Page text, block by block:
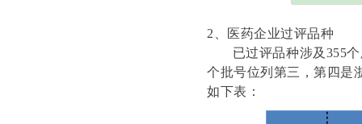
2、医药企业过评品种
已过评品种涉及355个
个批号位列第三，第四是
如下表：